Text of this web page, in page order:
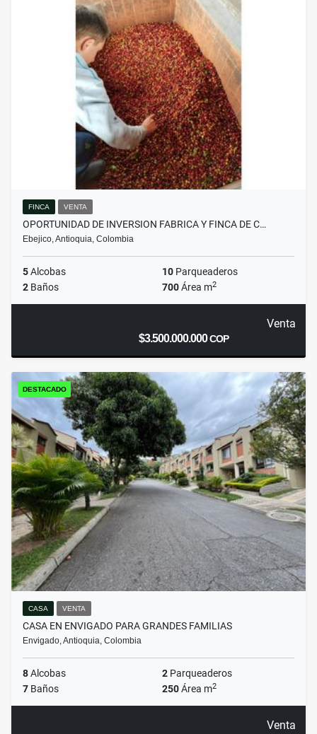
FINCA VENTA
OPORTUNIDAD DE INVERSION FABRICA Y FINCA DE C…
Ebejico, Antioquia, Colombia
5Alcobas 10 Parqueaderos
2 Baños 700Área m2
Venta
$3.500.000.000COP
DESTACADO
CASA VENTA
CASA EN ENVIGADO PARA GRANDES FAMILIAS
Envigado, Antioquia, Colombia
8Alcobas 2 Parqueaderos
7 Baños 250Área m2
Venta